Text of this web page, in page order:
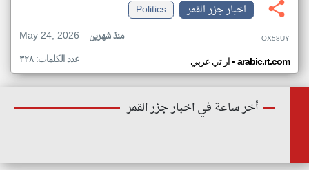
اخبار جزر القمر
Politics
May 24, 2026
منذ شهرين OX58UY
ار تي عربي• arabic.rt.com عدد الكلمات: ٣٢٨
أخر ساعة في اخبار جزر القمر